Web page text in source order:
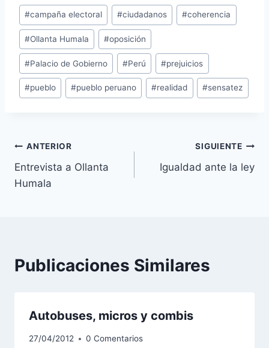
Etiquetas
de
la
entrada:
#campaña electoral #ciudadanos #coherencia
#Ollanta Humala #oposición
#Palacio de Gobierno #Perú #prejuicios
#pueblo #pueblo peruano #realidad #sensatez
Navegación
de
ANTERIOR
Entrevista a Ollanta
Humala
SIGUIENTE
Igualdad ante la ley
Publicaciones Similares
Autobuses, micros y combis
27/04/2012 0 Comentarios